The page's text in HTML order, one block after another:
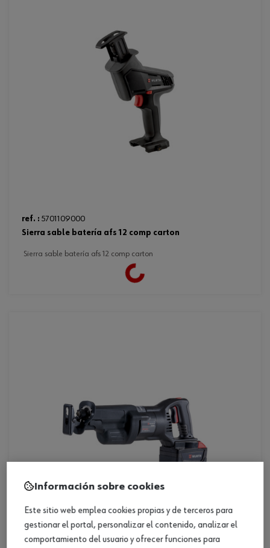
ref. : 5701109000
sierra sable batería afs 12 comp carton
sierra sable batería afs 12 comp carton
Loading...
Información sobre cookies
Este sitio web emplea cookies propias y de terceros para
gestionar el portal, personalizar el contenido, analizar el
comportamiento del usuario y ofrecer funciones para